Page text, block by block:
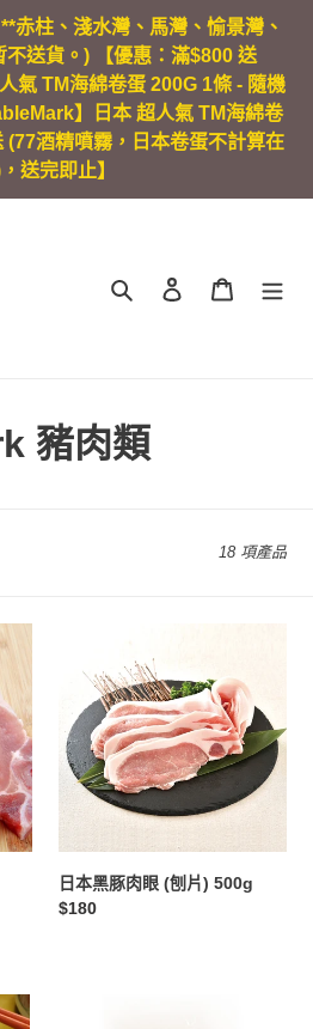
赤柱、淺水灣、馬灣、愉景灣、
不送貨。) 【優惠：滿$800 送
氣 TM海綿卷蛋 200G 1條 - 隨機
】日本 超人氣 TM海綿卷
(77酒精噴霧，日本卷蛋不計算在
送完即止】
搜尋 登入 購物車
豬肉類
18 項產品
肉
眼
500g
日本黑豚肉眼 (刨片) 500g
定
$180